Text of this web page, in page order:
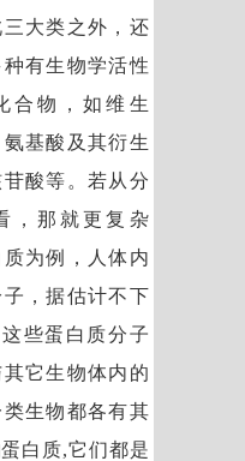
大类之外，还
有生物学活性
合物，如维生
基酸及其衍生
酸等。若从分
，那就更复杂
为例，人体内
，据估计不下
这些蛋白质分子
它生物体内的
生物都各有其
白质,它们都是